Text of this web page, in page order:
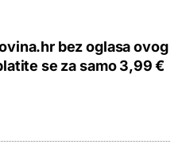
bez oglasa ovog
se za samo 3,99 €